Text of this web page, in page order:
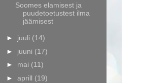
Soomes elamisest ja
puudetoetustest ilma
jäämisest
► juuli (14)
► juuni (17)
► mai (11)
► aprill (19)